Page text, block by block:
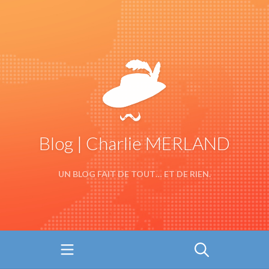
Blog | Charlie MERLAND
UN BLOG FAIT DE TOUT… ET DE RIEN.